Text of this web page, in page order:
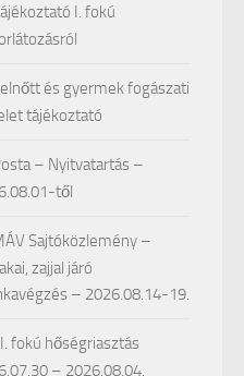
I. fokú
és gyermek fogászati
tájékoztató
– Nyitvatartás –
től
Sajtóközlemény –
zajjal járó
– 2026.08.14-19.
fokú hőségriasztás
– 2026.08.04.